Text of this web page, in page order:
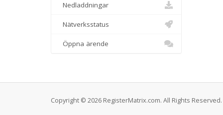
Nedladdningar
Nätverksstatus
Öppna ärende
Copyright © 2026 RegisterMatrix.com. All Rights